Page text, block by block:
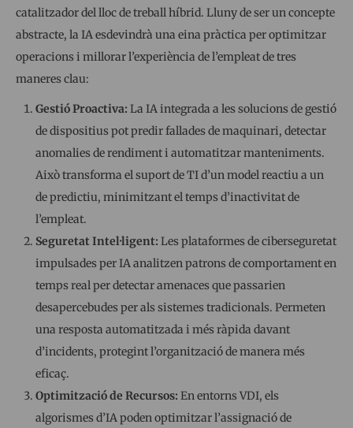
catalitzador del lloc de treball híbrid. Lluny de ser un concepte
abstracte, la IA esdevindrà una eina pràctica per optimitzar
operacions i millorar l’experiència de l’empleat de tres
maneres clau:
Gestió Proactiva: La IA integrada a les solucions de gestió
de dispositius pot predir fallades de maquinari, detectar
anomalies de rendiment i automatitzar manteniments.
Això transforma el suport de TI d’un model reactiu a un
de predictiu, minimitzant el temps d’inactivitat de
l’empleat.
Seguretat Intel·ligent: Les plataformes de ciberseguretat
impulsades per IA analitzen patrons de comportament en
temps real per detectar amenaces que passarien
desapercebudes per als sistemes tradicionals. Permeten
una resposta automatitzada i més ràpida davant
d’incidents, protegint l’organització de manera més
eficaç.
Optimització de Recursos: En entorns VDI, els
algorismes d’IA poden optimitzar l’assignació de